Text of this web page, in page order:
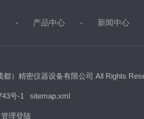
产品中心 新闻中心
都）精密仪器设备有限公司 All Rights
号-1 sitemap.xml
管理登陆